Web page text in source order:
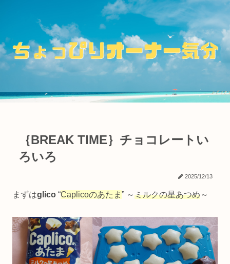
｛BREAK TIME｝チョコレートい
ろいろ
2025/12/13
まずはglico “Caplicoのあたま ” ～ミルクの星あつめ～